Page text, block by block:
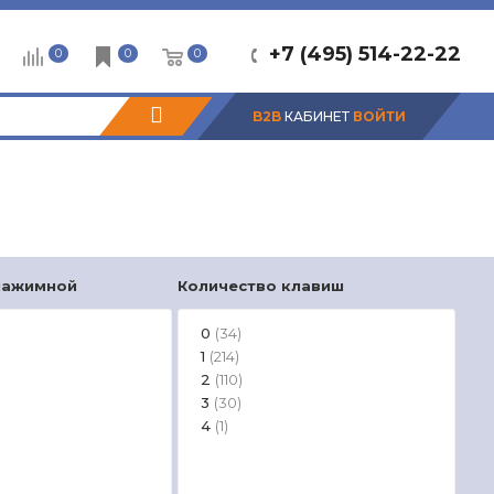
+7 (495) 514-22-22
0 0 0
B2B КАБИНЕТ ВОЙТИ
Количество клавиш
0 (34)
1 (214)
2 (110)
3 (30)
4 (1)